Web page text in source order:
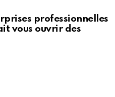
professionnelles
vous ouvrir des